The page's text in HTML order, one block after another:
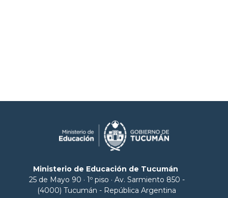
Ministerio de Educación de Tucumán
25 de Mayo 90 · 1º piso · Av. Sarmiento 850 -
(4000) Tucumán - República Argentina